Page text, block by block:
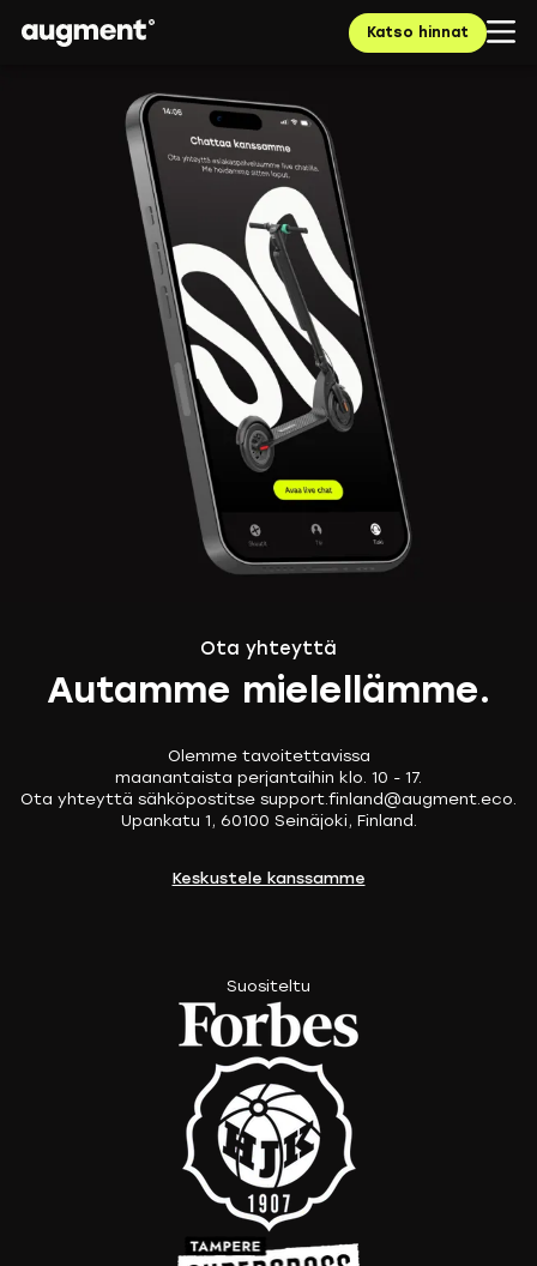
Katso hinnat
Ota yhteyttä
Autamme mielellämme.
Olemme tavoitettavissa
maanantaista perjantaihin klo. 10 - 17.
Ota yhteyttä sähköpostitse support.finland@augment.eco.
Upankatu 1, 60100 Seinäjoki, Finland.
Keskustele kanssamme
Suositeltu